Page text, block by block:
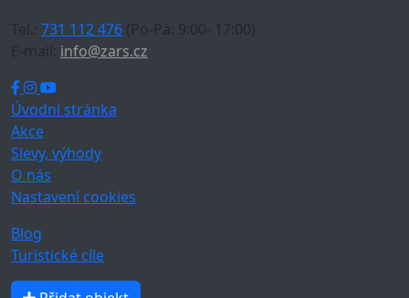
Tel.: 731 112 476 (Po-Pá: 9:00- 17:00)
E-mail: info@zars.cz
Úvodní stránka
Akce
Slevy, výhody
O nás
Nastavení cookies
Blog
Turistické cíle